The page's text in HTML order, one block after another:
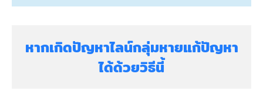
หากเกิดปัญหาไลน์กลุ่มหายแก้ปัญหา
ได้ด้วยวิธีนี้